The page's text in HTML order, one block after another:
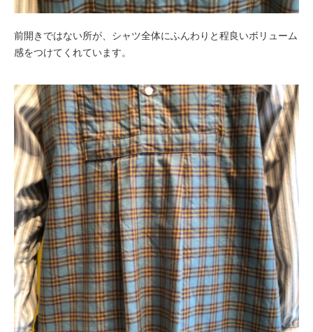
前開きではない所が、シャツ全体にふんわりと程良いボリューム
感をつけてくれています。